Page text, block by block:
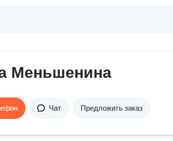
Меньшенина
Чат Предложить заказ